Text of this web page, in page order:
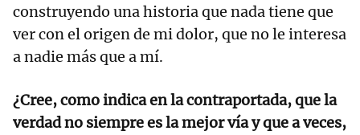
construyendo una historia que nada tiene que
ver con el origen de mi dolor, que no le interesa
a nadie más que a mí.
¿Cree, como indica en la contraportada, que la
verdad no siempre es la mejor vía y que a veces,